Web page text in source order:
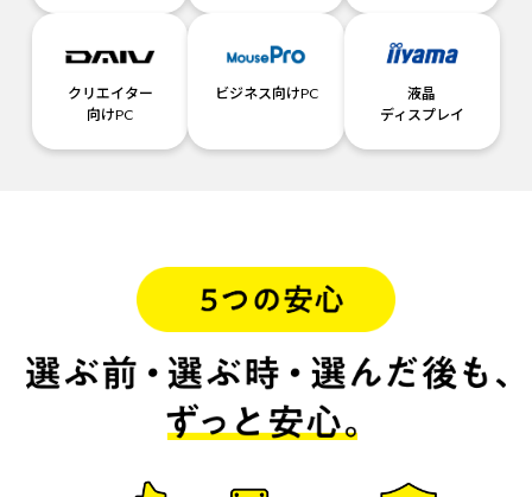
クリエイター
向けPC
ビジネス向けPC
液晶
ディスプレイ